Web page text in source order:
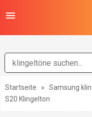
Startseite » Samsung
S20 Klingelton